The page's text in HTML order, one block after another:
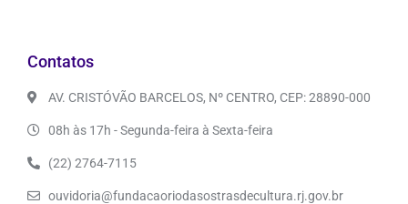
Contatos
AV. CRISTÓVÃO BARCELOS, Nº CENTRO, CEP: 28890-000
08h às 17h - Segunda-feira à Sexta-feira
(22) 2764-7115
ouvidoria@fundacaoriodasostrasdecultura.rj.gov.br